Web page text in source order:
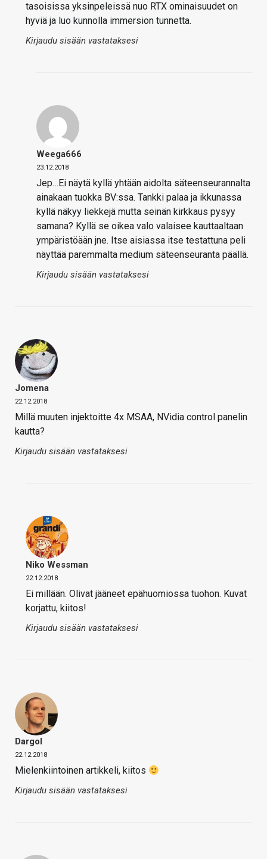
tasoisissa yksinpeleissä nuo RTX ominaisuudet on
hyviä ja luo kunnolla immersion tunnetta.
Kirjaudu sisään vastataksesi
Weega666
23.12.2018
Jep…Ei näytä kyllä yhtään aidolta säteenseurannalta
ainakaan tuokka BV:ssa. Tankki palaa ja ikkunassa
kyllä näkyy liekkejä mutta seinän kirkkaus pysyy
samana? Kyllä se oikea valo valaisee kauttaaltaan
ympäristöään jne. Itse aisiassa itse testattuna peli
näyttää paremmalta medium säteenseuranta päällä.
Kirjaudu sisään vastataksesi
Jomena
22.12.2018
Millä muuten injektoitte 4x MSAA, NVidia control panelin
kautta?
Kirjaudu sisään vastataksesi
Niko Wessman
22.12.2018
Ei millään. Olivat jääneet epähuomiossa tuohon. Kuvat
korjattu, kiitos!
Kirjaudu sisään vastataksesi
Dargol
22.12.2018
Mielenkiintoinen artikkeli, kiitos
Kirjaudu sisään vastataksesi